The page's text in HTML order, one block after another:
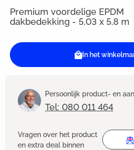
Premium voordelige EPDM
dakbedekking - 5,03 x 5,8 m
In het
Persoonlijk product- en
Tel: 080 011 464
Vragen over het product
en extra deal binnen